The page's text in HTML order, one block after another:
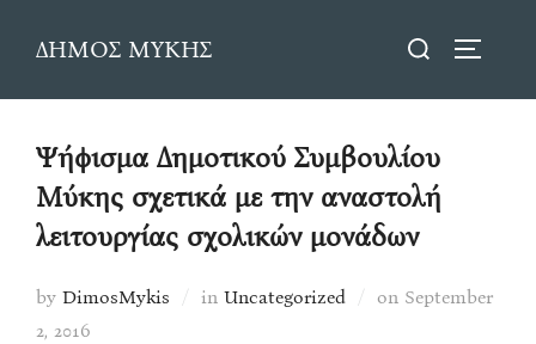
ΔΗΜΟΣ ΜΥΚΗΣ
Search
Ψήφισμα Δημοτικού Συμβουλίου
Μύκης σχετικά με την αναστολή
λειτουργίας σχολικών μονάδων
by DimosMykis in Uncategorized on Posted
September
2, 2016